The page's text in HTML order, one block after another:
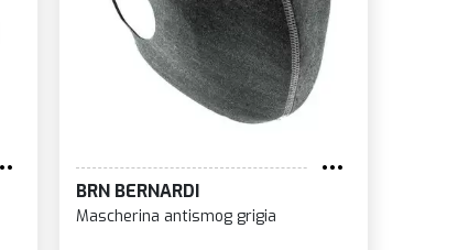
BRN BERNARDI
Mascherina antismog grigia